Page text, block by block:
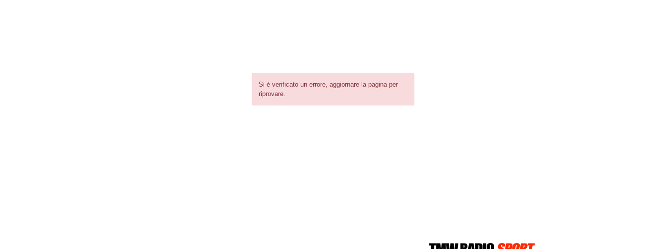
Si è verificato un errore, aggiornare la pagina per
riprovare.